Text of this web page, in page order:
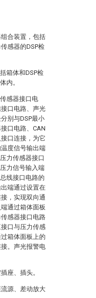
合装置，包括
感器的DSP检
箱体和DSP检
内。
感器接口电
口电路、声光
别与DSP最小
口电路、CAN
口连接，为它
度信号输出端
力传感器接口
力信号输入端
线接口电路的
端通过设置在
，实现双向通
通过箱体面板
感器接口电路
口与压力传感
箱体面板上的
。声光报警电
座、插头。
源、差动放大